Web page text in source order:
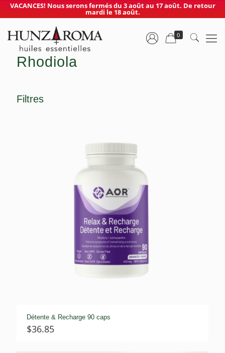
VACANCES! Nous serons fermés du 3 août au 17 août. De retour
mardi le 18 août.
0
Rhodiola
Filtres
Détente & Recharge 90 caps
$36.85